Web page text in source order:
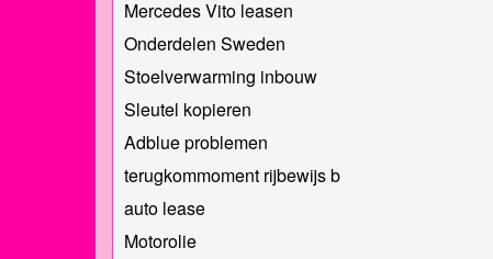
Mercedes Vito leasen
Onderdelen Sweden
Stoelverwarming inbouw
Sleutel kopieren
Adblue problemen
terugkommoment rijbewijs b
auto lease
Motorolie